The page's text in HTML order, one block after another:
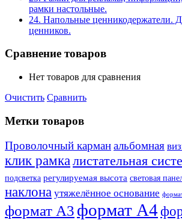
рамки настольные.
24. Напольные ценникодержатели.
ценников.
Сравнение товаров
Нет товаров для сравнения
Очистить Сравнить
Метки товаров
Проволочный карманальбомная
клик рамка листательная
подсветка регулируемая высота световая
наклона утяжелённое основание
формат А3 формат А4